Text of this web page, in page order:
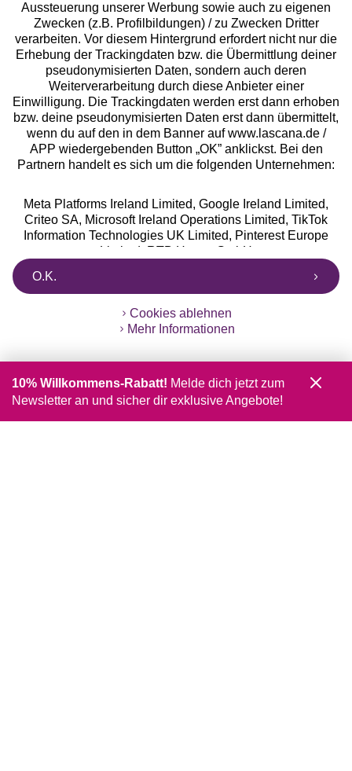
Alle Preise inkl. MwSt., zzgl.
Versandkosten
** Bonität vorausgesetzt, berechtigt zur Bonitätsprüfung
Aussteuerung unserer Werbung sowie auch zu eigenen
Zwecken (z.B. Profilbildungen) / zu Zwecken Dritter
verarbeiten. Vor diesem Hintergrund erfordert nicht nur die
Erhebung der Trackingdaten bzw. die Übermittlung deiner
pseudonymisierten Daten, sondern auch deren
Weiterverarbeitung durch diese Anbieter einer
Einwilligung. Die Trackingdaten werden erst dann erhoben
bzw. deine pseudonymisierten Daten erst dann übermittelt,
wenn du auf den in dem Banner auf www.lascana.de /
APP wiedergebenden Button „OK” anklickst. Bei den
Partnern handelt es sich um die folgenden Unternehmen:
Meta Platforms Ireland Limited, Google Ireland Limited,
Criteo SA, Microsoft Ireland Operations Limited, TikTok
Information Technologies UK Limited, Pinterest Europe
Limited, RTB House GmbH
Weitere Informationen zu den Datenverarbeitungen durch
diese Partner findest Du in der Datenschutzerklärung auf
www.lascana.de / APP. Die Informationen sind außerdem
über einen Link in dem Banner abrufbar.
Sie können Ihre Einwilligung auch jederzeit grundlos mit
Wirkung für die Zukunft widerrufen, indem Sie z. B. auf den
Button "Cookie-Einstellungen" im Footer der Website und
"Cookies ablehnen" klicken.
O.K.
Cookies ablehnen
Mehr Informationen
10% Willkommens-Rabatt! Melde dich jetzt zum
Newsletter an und sicher dir exklusive Angebote!